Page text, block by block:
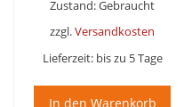
29,95 €19,95 €.
Zustand: Gebraucht
zzgl.Versandkosten
Lieferzeit: bis zu 5 Tage
In den Warenkorb